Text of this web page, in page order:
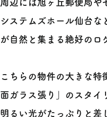
周辺には旭ヶ丘郵便局や
システムズホール仙台な
が自然と集まる絶好の
こちらの物件の大きな
面ガラス張り」のスタイ
明るい光がたっぷりと差